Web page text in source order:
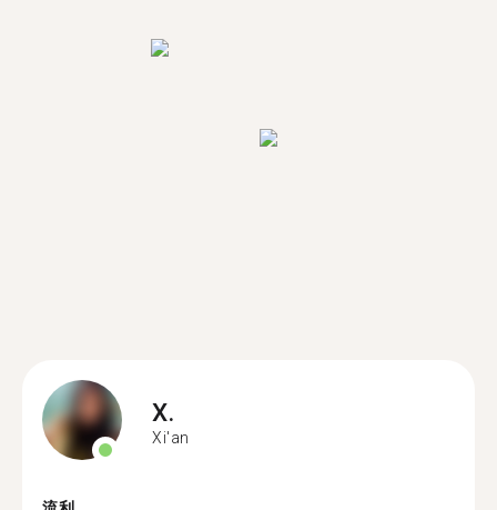
X.
Xi'an